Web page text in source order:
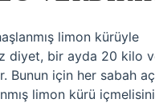
limon kürüyle
diyet, bir ayda 20 kilo
Bunun için her sabah
limon kürü